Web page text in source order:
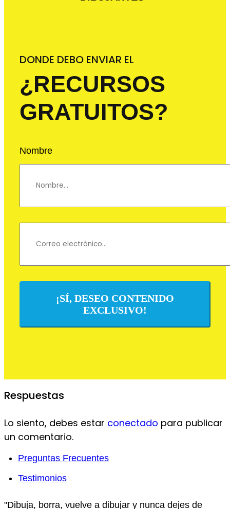
DONDE DEBO ENVIAR EL
¿RECURSOS
GRATUITOS?
Nombre
¡SÍ, DESEO CONTENIDO
EXCLUSIVO!
Respuestas
Lo siento, debes estar conectado para publicar
un comentario.
Preguntas Frecuentes
Testimonios
"Dibuja, borra, vuelve a dibujar y nunca dejes de